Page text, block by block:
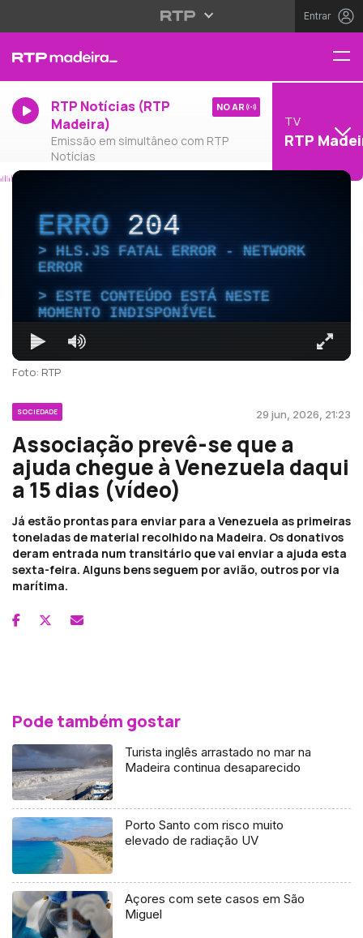
Entrar
RTP Notícias (RTP
Madeira)
Emissão em simultâneo com RTP
Notícias
NO AR
TV
RTP
ERRO204
HLS.JS FATAL ERROR - NETWORK
ERROR
ESTE CONTEÚDO ESTÁ NESTE
MOMENTO INDISPONÍVEL
Foto: RTP
SOCIEDADE 29 jun, 2026, 21:23
Associação prevê-se que a
ajuda chegue à Venezuela daqui
a 15 dias (vídeo)
Já estão prontas para enviar para a Venezuela as primeiras
toneladas de material recolhido na Madeira. Os donativos
deram entrada num transitário que vai enviar a ajuda esta
sexta-feira. Alguns bens seguem por avião, outros por via
marítima.
Pode também gostar
Turista inglês arrastado no mar na
Madeira continua desaparecido
Porto Santo com risco muito
elevado de radiação UV
Açores com sete casos em São
Miguel